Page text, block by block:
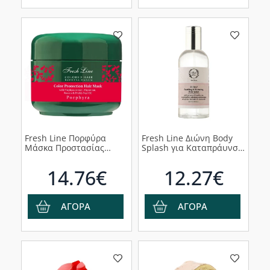
Fresh Line Πορφύρα
Μάσκα Προστασίας
14.76€
ΑΓΟΡΑ
Fresh Line Διώνη Body
Splash για Καταπράυνση
12.27€
ΑΓΟΡΑ